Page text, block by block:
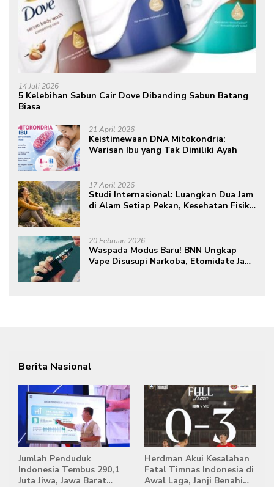
14 Juli 2026
5 Kelebihan Sabun Cair Dove Dibanding Sabun Batang
Biasa
21 April 2026
Keistimewaan DNA Mitokondria:
Warisan Ibu yang Tak Dimiliki Ayah
17 April 2026
Studi Internasional: Luangkan Dua Jam
di Alam Setiap Pekan, Kesehatan Fisik
20 Februari 2026
Waspada Modus Baru! BNN Ungkap
Vape Disusupi Narkoba, Etomidate Jadi
Berita Nasional
Jumlah Penduduk
Indonesia Tembus 290,1
Juta Jiwa, Jawa Barat
Herdman Akui Kesalahan
Fatal Timnas Indonesia di
Awal Laga, Janji Benahi